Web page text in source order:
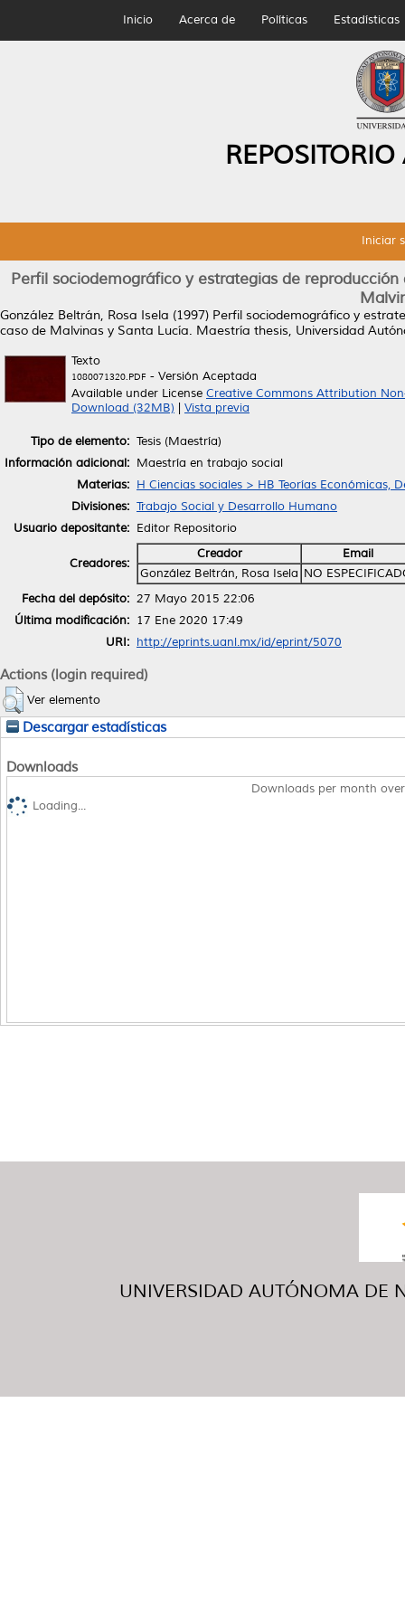
Inicio Acerca de Políticas Estadísticas
Iniciar
Perfil sociodemográfico y estrategias de
González Beltrán, Rosa Isela (1997) Perfil sociodemográfico y
caso de Malvinas y Santa Lucía. Maestría thesis, Universidad
Texto
1080071320.PDF - Versión Aceptada
Available under License Creative Commons Attribution
Download (32MB)
Vista previa
Tipo de elemento: Tesis (Maestría)
Información adicional: Maestría en trabajo social
Materias: H Ciencias sociales > HB Teorías Económicas,
Divisiones: Trabajo Social y Desarrollo Humano
Usuario depositante: Editor Repositorio
Creadores:
Creador
Email
González Beltrán, Rosa Isela NO
Fecha del depósito: 27 Mayo 2015 22:06
Última modificación: 17 Ene 2020 17:49
URI: http://eprints.uanl.mx/id/eprint/5070
Actions (login required)
Ver elemento
Descargar estadísticas
Downloads
Downloads per month
Loading...
UNIVERSIDAD AUTÓNOMA DE